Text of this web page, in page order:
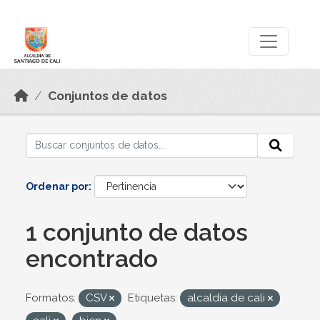
Conjuntos de datos
Ordenar por
1 conjunto de datos
encontrado
Formatos: CSV Etiquetas:
alcaldia de cali